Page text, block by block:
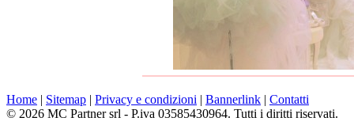
Home | Sitemap | Privacy e condizioni | Bannerlink | Contatti
© 2026 MC Partner srl - P.iva 03585430964. Tutti i diritti riservati.